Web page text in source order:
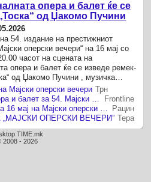
опера и балет ќе се
од Џакомо Пучини
54. издание на престижниот
оперски вечери“ на 16 мај со
часот на сцената на
опера и балет ќе се изведе ремек-
од Џакомо Пучини , музичка
смисла на зборот, ...
Мајски оперски вечери Трн
„Тоска“ во Националната опера и балет за 54. Мајски оперски вечери
Frontline
Операта „Тоска“ на Пучини на 16 мај на Мајски оперски вечери
Рацин
„МАЈСКИ ОПЕРСКИ ВЕЧЕРИ” Тера
TIME.mk
2008 - 2026